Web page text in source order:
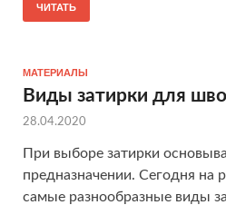
ЧИТАТЬ
МАТЕРИАЛЫ
Виды затирки для
28.04.2020
При выборе затирки
предназначении. Сегодня на
самые разнообразные виды